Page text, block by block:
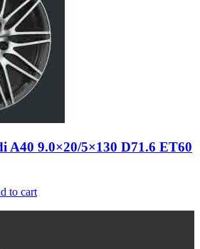
A40 9.0×20/5×130 D71.6 ET60
to cart